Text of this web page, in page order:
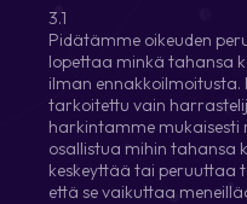
3.1
Pidätämme oikeuden
lopettaa minkä tahansa
ilman
tarkoitettu vain
harkintamme mukaisesti
osallistua mihin tahansa
keskeyttää tai peruuttaa
että se vaikuttaa